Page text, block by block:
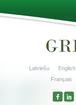
Latviešu English
Français